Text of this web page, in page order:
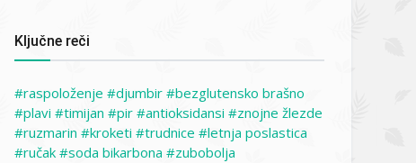
Ključne reči
raspoloženje djumbir
bezglutensko brašno
plavi
timijan pir antioksidansi
znojne žlezde
ruzmarin
kroketi trudnice
letnja poslastica
ručak
soda bikarbona zubobolja